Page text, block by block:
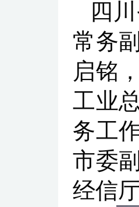
四
常务
启铭
工业
务工
市委
经信